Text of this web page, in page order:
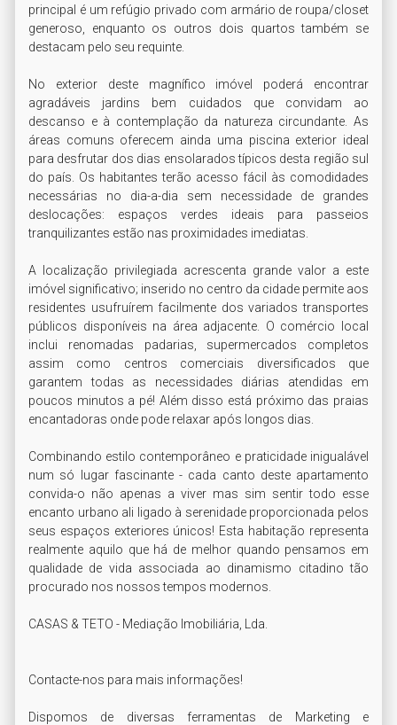
principal é um refúgio privado com armário de roupa/closet
generoso, enquanto os outros dois quartos também se
destacam pelo seu requinte.
No exterior deste magnífico imóvel poderá encontrar
agradáveis jardins bem cuidados que convidam ao
descanso e à contemplação da natureza circundante. As
áreas comuns oferecem ainda uma piscina exterior ideal
para desfrutar dos dias ensolarados típicos desta região sul
do país. Os habitantes terão acesso fácil às comodidades
necessárias no dia-a-dia sem necessidade de grandes
deslocações: espaços verdes ideais para passeios
tranquilizantes estão nas proximidades imediatas.
A localização privilegiada acrescenta grande valor a este
imóvel significativo; inserido no centro da cidade permite aos
residentes usufruírem facilmente dos variados transportes
públicos disponíveis na área adjacente. O comércio local
inclui renomadas padarias, supermercados completos
assim como centros comerciais diversificados que
garantem todas as necessidades diárias atendidas em
poucos minutos a pé! Além disso está próximo das praias
encantadoras onde pode relaxar após longos dias.
Combinando estilo contemporâneo e praticidade inigualável
num só lugar fascinante - cada canto deste apartamento
convida-o não apenas a viver mas sim sentir todo esse
encanto urbano ali ligado à serenidade proporcionada pelos
seus espaços exteriores únicos! Esta habitação representa
realmente aquilo que há de melhor quando pensamos em
qualidade de vida associada ao dinamismo citadino tão
procurado nos nossos tempos modernos.
CASAS & TETO - Mediação Imobiliária, Lda.
Contacte-nos para mais informações!
Dispomos de diversas ferramentas de Marketing e